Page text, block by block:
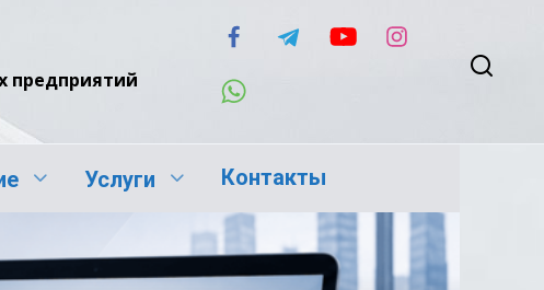
предприятий
Услуги Контакты